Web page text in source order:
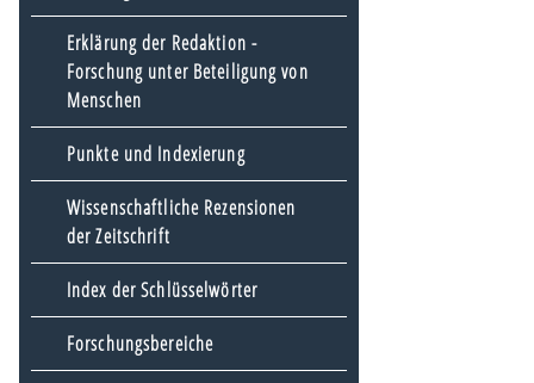
Erklärung der Redaktion -
Forschung unter Beteiligung von
Menschen
Punkte und Indexierung
Wissenschaftliche Rezensionen
der Zeitschrift
Index der Schlüsselwörter
Forschungsbereiche